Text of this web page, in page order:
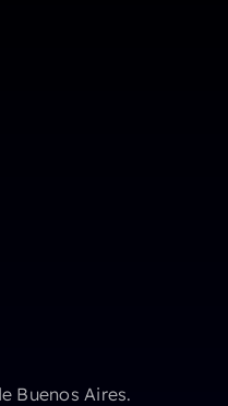
Buenos Aires.